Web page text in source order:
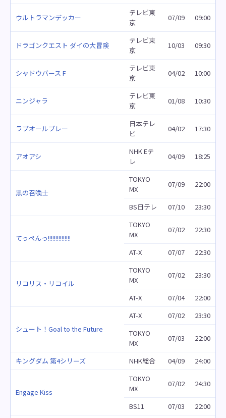
ウルトラマンデッカー
テレビ東
京
07/09 09:00
ドラゴンクエスト ダイの大冒険
テレビ東
京
10/03 09:30
シャドウバース F
テレビ東
京
04/02 10:00
ニンジャラ
テレビ東
京
01/08 10:30
ラブオールプレー
日本テレ
ビ
04/02 17:30
アオアシ
NHK Eテ
レ
04/09 18:25
黒の召喚士
TOKYO
MX
07/09 22:00
BS日テレ 07/10 23:30
てっぺんっ!!!!!!!!!!!!!!!
TOKYO
MX
07/02 22:30
AT-X 07/07 22:30
リコリス・リコイル
TOKYO
MX
07/02 23:30
AT-X 07/04 22:00
シュート！Goal to the Future
AT-X 07/02
23:30
TOKYO
MX
07/03 22:00
キングダム 第4シリーズ NHK総合 04/09 24:00
Engage Kiss
TOKYO
MX
07/02 24:30
BS11 07/03 22:00